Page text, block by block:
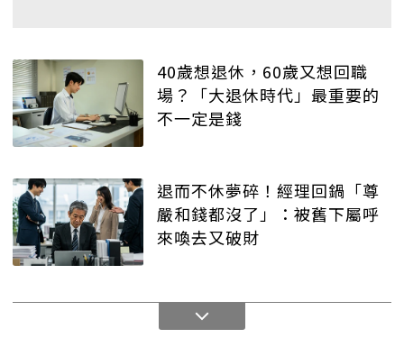
40歲想退休，60歲又想回職
場？「大退休時代」最重要的
不一定是錢
退而不休夢碎！經理回鍋「尊
嚴和錢都沒了」：被舊下屬呼
來喚去又破財